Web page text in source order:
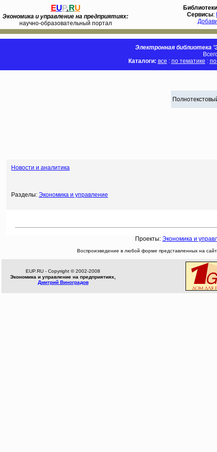
EUP.RU
Экономика и управление на предприятиях:
научно-образовательный портал
Библиотеки
Сервисы:
Электронная библиотека
Каталоги: все : по тематике :
Новости и аналитика
Разделы: Экономика и управление
Проекты: Экономика и
Воспроизведение в любой форме представленных на
EUP.RU - Copyright © 2002-2008
Экономика и управление на предприятиях,
Дмитрий Виноградов